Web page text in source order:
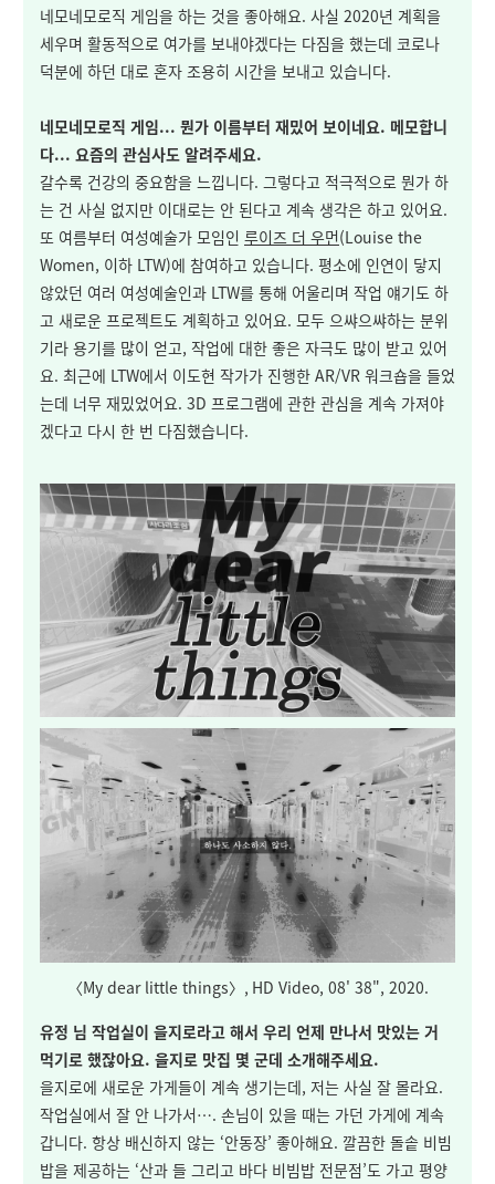
네모네모로직 게임을 하는 것을 좋아해요. 사실 2020년 계획을
세우며 활동적으로 여가를 보내야겠다는 다짐을 했는데 코로나
덕분에 하던 대로 혼자 조용히 시간을 보내고 있습니다.
네모네모로직 게임... 뭔가 이름부터 재밌어 보이네요. 메모합니
다... 요즘의 관심사도 알려주세요.
갈수록 건강의 중요함을 느낍니다. 그렇다고 적극적으로 뭔가 하
는 건 사실 없지만 이대로는 안 된다고 계속 생각은 하고 있어요.
또 여름부터 여성예술가 모임인 루이즈 더 우먼(Louise the
Women, 이하 LTW)에 참여하고 있습니다. 평소에 인연이 닿지
않았던 여러 여성예술인과 LTW를 통해 어울리며 작업 얘기도 하
고 새로운 프로젝트도 계획하고 있어요. 모두 으쌰으쌰하는 분위
기라 용기를 많이 얻고, 작업에 대한 좋은 자극도 많이 받고 있어
요. 최근에 LTW에서 이도현 작가가 진행한 AR/VR 워크숍을 들었
는데 너무 재밌었어요. 3D 프로그램에 관한 관심을 계속 가져야
겠다고 다시 한 번 다짐했습니다.
〈My dear little things〉 , HD Video, 08' 38", 2020.
유정 님 작업실이 을지로라고 해서 우리 언제 만나서 맛있는 거
먹기로 했잖아요. 을지로 맛집 몇 군데 소개해주세요.
을지로에 새로운 가게들이 계속 생기는데, 저는 사실 잘 몰라요.
작업실에서 잘 안 나가서…. 손님이 있을 때는 가던 가게에 계속
갑니다. 항상 배신하지 않는 ‘안동장’ 좋아해요. 깔끔한 돌솥 비빔
밥을 제공하는 ‘산과 들 그리고 바다 비빔밥 전문점’도 가고 평양